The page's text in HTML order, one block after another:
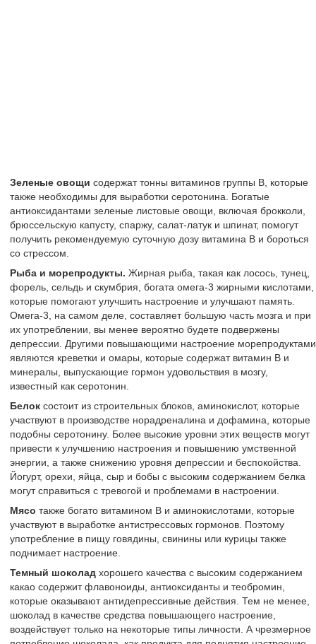
Зеленые овощи содержат тонны витаминов группы B, которые
также необходимы для выработки серотонина. Богатые
антиоксидантами зеленые листовые овощи, включая брокколи,
брюссельскую капусту, спаржу, салат-латук и шпинат, помогут
получить рекомендуемую суточную дозу витамина B и бороться
со стрессом.
Рыба и морепродукты. Жирная рыба, такая как лосось, тунец,
форель, сельдь и скумбрия, богата омега-3 жирными кислотами,
которые помогают улучшить настроение и улучшают память.
Омега-3, на самом деле, составляет большую часть мозга и при
их употреблении, вы менее вероятно будете подвержены
депрессии. Другими повышающими настроение морепродуктами
являются креветки и омары, которые содержат витамин B и
минералы, выпускающие гормон удовольствия в мозгу,
известный как серотонин.
Белок состоит из строительных блоков, аминокислот, которые
участвуют в производстве норадреналина и дофамина, которые
подобны серотонину. Более высокие уровни этих веществ могут
привести к улучшению настроения и повышению умственной
энергии, а также снижению уровня депрессии и беспокойства.
Йогурт, орехи, яйца, сыр и бобы с высоким содержанием белка
могут справиться с тревогой и проблемами в настроении.
Мясо также богато витамином B и аминокислотами, которые
участвуют в выработке антистрессовых гормонов. Поэтому
употребление в пищу говядины, свинины или курицы также
поднимает настроение.
Темный шоколад хорошего качества с высоким содержанием
какао содержит флавоноиды, антиоксиданты и теобромин,
которые оказывают антидепрессивные действия. Тем не менее,
шоколад в качестве средства повышающего настроение,
воздействует только на некоторые типы личности. А чрезмерное